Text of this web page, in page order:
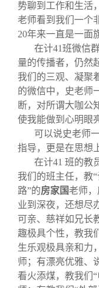
势聊到工作和生活
老师看到我们一个
20年来一直是一面
在计41班微信
量的传播者，仍然
我们的三观、凝聚
的微信中，史老师
断，对所谓大咖公
使我能做到心明眼
可以说史老师
指导，更是在思想
在计41 班的教
我们的班主任，教
路”的房家国老师
业到深夜，还想尽
可亲、慈祥如兄长
趣极具个性，教我
生乐观极具亲和力
师；有漂亮优雅、
看火添煤，教我们